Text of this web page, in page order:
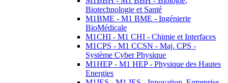
Biotechnologie et Santé
M1BME - M1 BME - Ingénierie
BioMédicale
M1CHI - M1 CHI - Chimie et Interfaces
M1CPS - M1 CCSN - Maj. CPS -
Système Cyber Physique
M1HEP - M1 HEP - Physique des Hautes
Energies